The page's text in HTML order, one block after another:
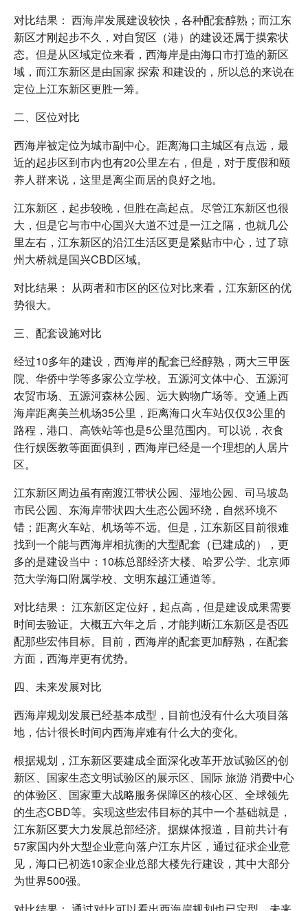
对比结果： 西海岸发展建设较快，各种配套醇熟；而江东
新区才刚起步不久，对自贸区（港）的建设还属于摸索状
态。但是从区域定位来看，西海岸是由海口市打造的新区
域，而江东新区是由国家 探索 和建设的，所以总的来说在
定位上江东新区更胜一筹。
二、区位对比
西海岸被定位为城市副中心。距离海口主城区有点远，最
近的起步区到市内也有20公里左右，但是，对于度假和颐
养人群来说，这里是离尘而居的良好之地。
江东新区，起步较晚，但胜在高起点。尽管江东新区也很
大，但是它与市中心国兴大道不过是一江之隔，也就几公
里左右，江东新区的沿江生活区更是紧贴市中心，过了琼
州大桥就是国兴CBD区域。
对比结果： 从两者和市区的区位对比来看，江东新区的优
势很大。
三、配套设施对比
经过10多年的建设，西海岸的配套已经醇熟，两大三甲医
院、华侨中学等多家公立学校。五源河文体中心、五源河
农贸市场、五源河森林公园、远大购物广场等。交通上西
海岸距离美兰机场35公里，距离海口火车站仅仅3公里的
路程，港口、高铁站等也是5公里范围内。可以说，衣食
住行娱医教等面面俱到，西海岸已经是一个理想的人居片
区。
江东新区周边虽有南渡江带状公园、湿地公园、司马坡岛
市民公园、东海岸带状四大生态公园环绕，自然环境不
错；距离火车站、机场等不远。但是，江东新区目前很难
找到一个能与西海岸相抗衡的大型配套（已建成的），更
多的是建设当中：10栋总部经济大楼、哈罗公学、北京师
范大学海口附属学校、文明东越江通道等。
对比结果： 江东新区定位好，起点高，但是建设成果需要
时间去验证。大概五六年之后，才能判断江东新区是否匹
配那些宏伟目标。目前，西海岸的配套更加醇熟，在配套
方面，西海岸更有优势。
四、未来发展对比
西海岸规划发展已经基本成型，目前也没有什么大项目落
地，估计很长时间内西海岸难有什么大的变化。
根据规划，江东新区要建成全面深化改革开放试验区的创
新区、国家生态文明试验区的展示区、国际 旅游 消费中心
的体验区、国家重大战略服务保障区的核心区、全球领先
的生态CBD等。实现这些宏伟目标的其中一个基础就是，
江东新区要大力发展总部经济。据媒体报道，目前共计有
57家国内外大型企业意向落户江东片区，通过征求企业意
见，海口已初选10家企业总部大楼先行建设，其中大部分
为世界500强。